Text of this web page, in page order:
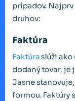
prípadov.
druhov:
Faktúra
Faktúraslúži ako
dodaný tovar, je
Jasne
formou. Faktúry